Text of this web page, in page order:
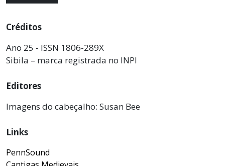
Créditos
Ano 25 - ISSN 1806-289X
Sibila – marca registrada no INPI
Editores
Imagens do cabeçalho: Susan Bee
Links
PennSound